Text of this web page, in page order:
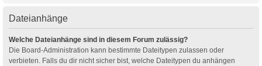
Dateianhänge
Welche Dateianhänge sind in diesem Forum zulässig?
Die Board-Administration kann bestimmte Dateitypen zulassen oder
verbieten. Falls du dir nicht sicher bist, welche Dateitypen du anhängen